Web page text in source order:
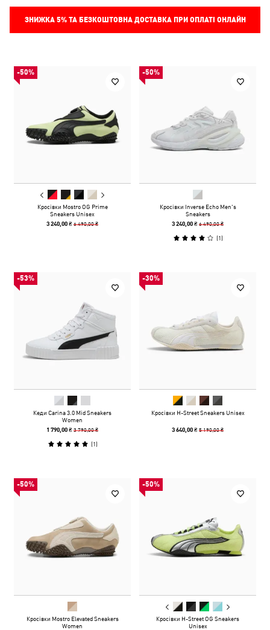
ЗНИЖКА 5%ТА БЕЗКОШТОВНА ДОСТАВКА ПРИ ОПЛАТІ ОНЛАЙН
-50%
Кросівки Mostro OG Prime
Sneakers Unisex
3 240,00 ₴6 490,00 ₴
-50%
Кросівки Inverse Echo Men's
Sneakers
3 240,00 ₴6 490,00 ₴
(1)
-53%
Кеди Carina 3.0 Mid Sneakers
Women
1 790,00 ₴3 790,00 ₴
(1)
-30%
Кросівки H-Street Sneakers Unisex
3 640,00 ₴5 190,00 ₴
-50%
Кросівки Mostro Elevated Sneakers
Women
-50%
Кросівки H-Street OG Sneakers
Unisex